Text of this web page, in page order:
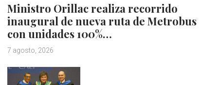
Ministro Orillac realiza recorrido
inaugural de nueva ruta de Metrobus
con unidades 100%…
7 agosto, 2026